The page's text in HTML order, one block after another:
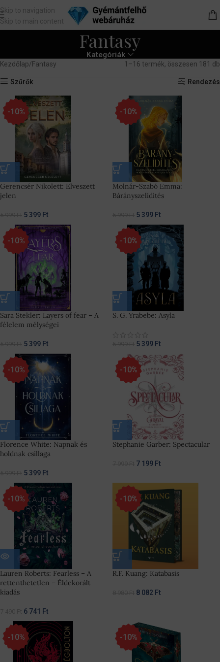
Skip to navigation
Skip to main content
Fantasy
Kategóriák
Kezdőlap Fantasy 1–16 termék, összesen 181 db
Szűrők Rendezés
-10%
Gerencsér Nikolett: Elveszett
jelen
5 399 Ft
-10%
Molnár-Szabó Emma:
Bárányszelídítés
5 399 Ft
-10%
Sara Stekler: Layers of fear – A
félelem mélységei
5 399 Ft
-10%
S. G. Yrabebe: Asyla
5 399 Ft
-10%
Florence White: Napnak és
holdnak csillaga
5 399 Ft
-10%
Stephanie Garber: Spectacular
7 199 Ft
-10%
Lauren Roberts: Fearless – A
rettenthetetlen – Éldekorált
kiadás
6 741 Ft
-10%
R.F. Kuang: Katabasis
8 082 Ft
-10% -10%